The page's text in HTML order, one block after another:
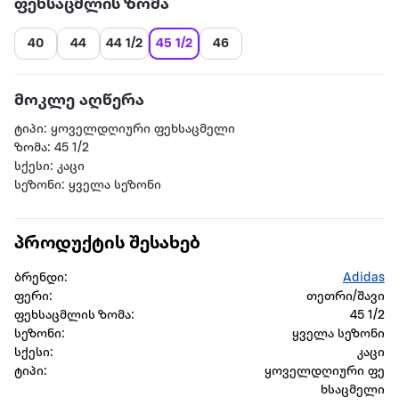
ფეხსაცმლის ზომა
40 44 44 1/2 45 1/2 46
მოკლე აღწერა
ტიპი: ყოველდღიური ფეხსაცმელი
ზომა: 45 1/2
სქესი: კაცი
სეზონი: ყველა სეზონი
პროდუქტის შესახებ
ბრენდი:
Adidas
ფერი:
თეთრი/შავი
ფეხსაცმლის ზომა:
45 1/2
სეზონი:
ყველა სეზონი
სქესი:
კაცი
ტიპი:
ყოველდღიური ფე
ხსაცმელი